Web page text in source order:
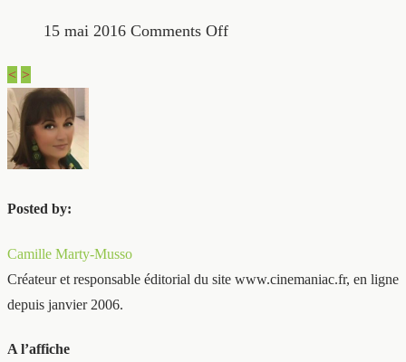
15 mai 2016 Comments Off
< >
Posted by:
Camille Marty-Musso
Créateur et responsable éditorial du site www.cinemaniac.fr, en ligne
depuis janvier 2006.
A l’affiche